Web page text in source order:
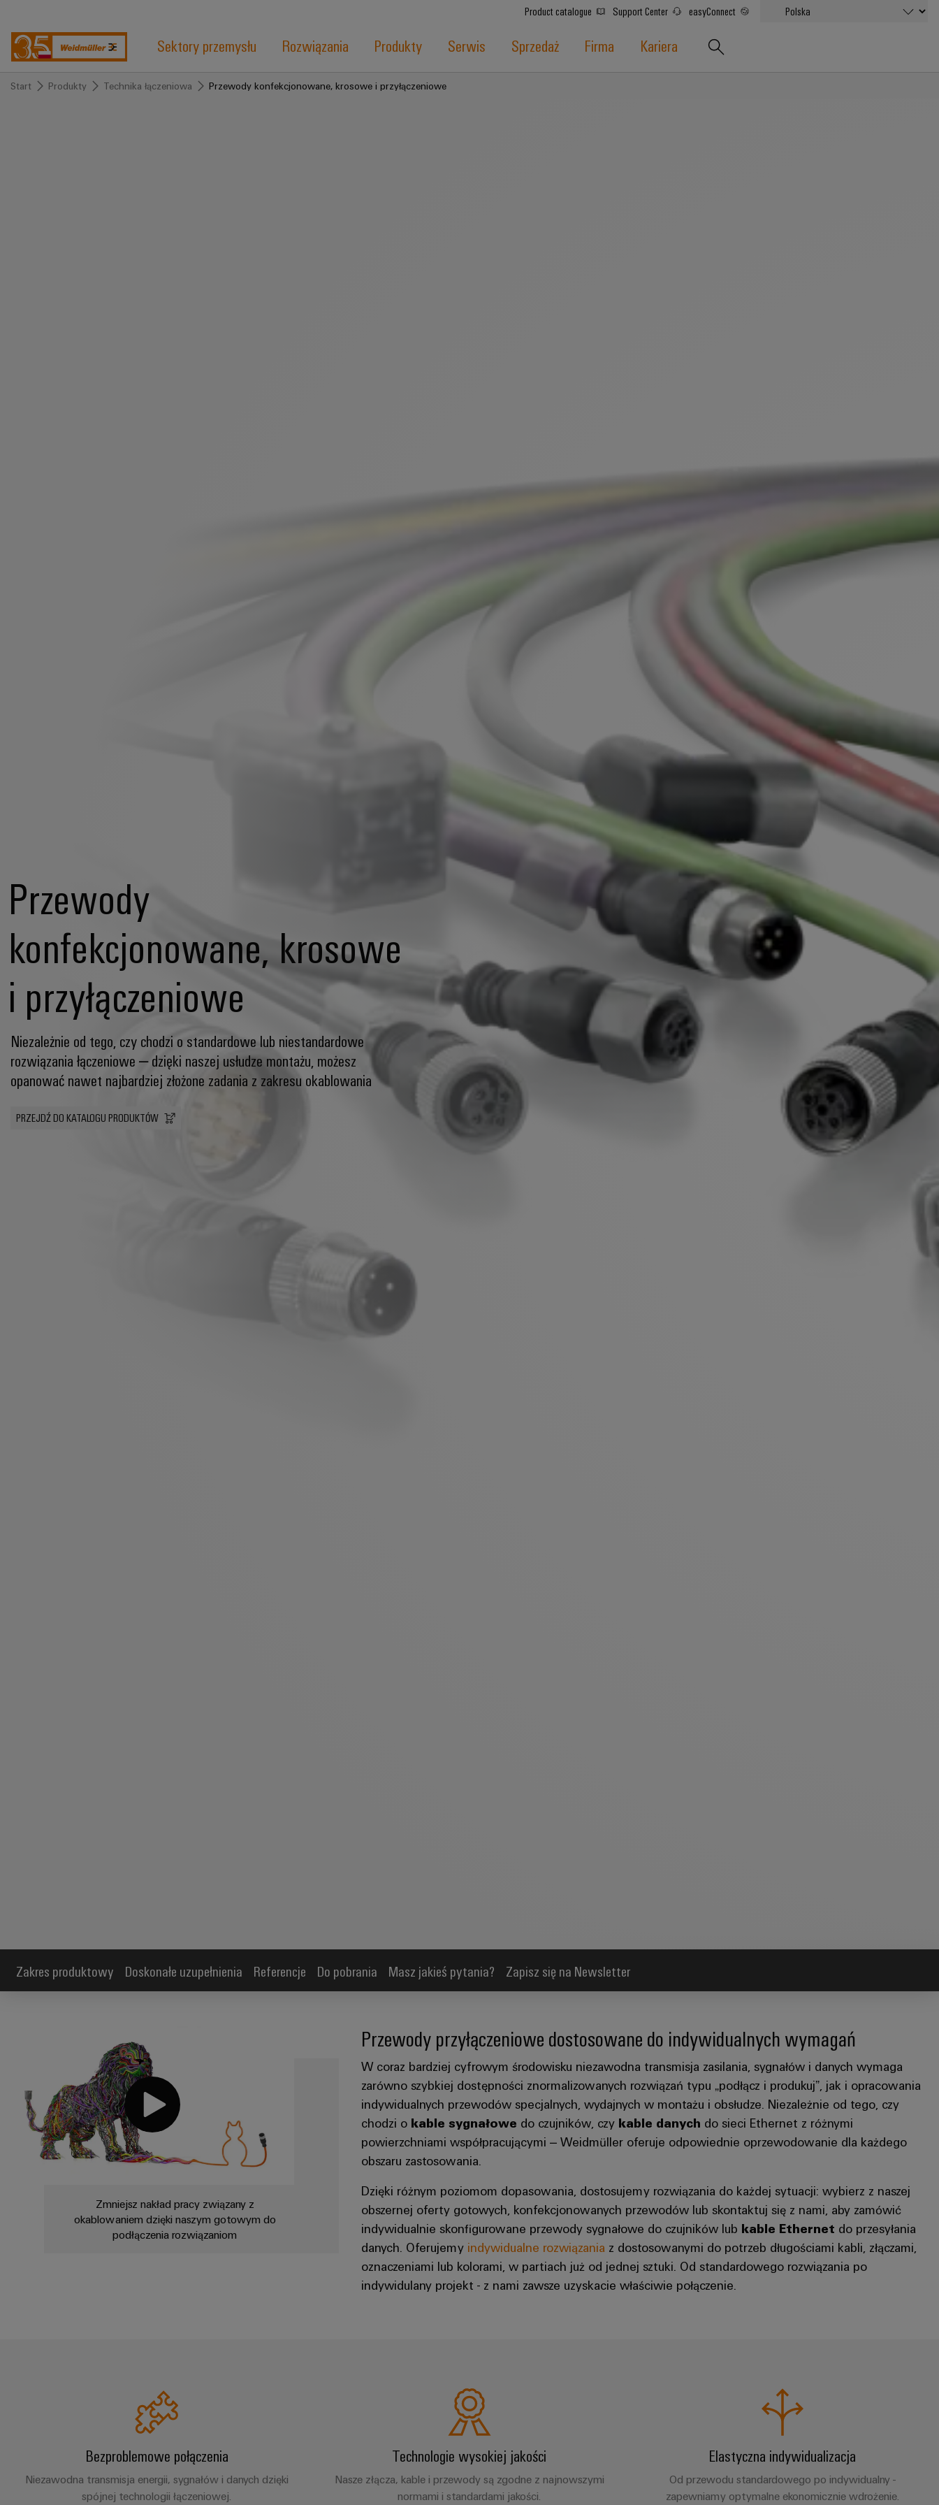
Product catalogue Support Center easyConnect
Sektory przemysłu Rozwiązania Produkty Serwis Sprzedaż Firma Kariera
Start Produkty Technika łączeniowa Przewody konfekcjonowane, krosowe i przyłączeniowe
Przewody
konfekcjonowane, krosowe
i przyłączeniowe
Niezależnie od tego, czy chodzi o standardowe lub niestandardowe
rozwiązania łączeniowe – dzięki naszej usłudze montażu, możesz
opanować nawet najbardziej złożone zadania z zakresu okablowania
PRZEJDŹ DO KATALOGU PRODUKTÓW
Zakres produktowy Doskonałe uzupełnienia Referencje Do pobrania Masz jakieś pytania? Zapisz się na Newsletter
Przewody przyłączeniowe dostosowane do indywidualnych wymagań
Zmniejsz nakład pracy związany z
okablowaniem dzięki naszym gotowym do
podłączenia rozwiązaniom
W coraz bardziej cyfrowym środowisku niezawodna transmisja zasilania, sygnałów i danych wymaga
zarówno szybkiej dostępności znormalizowanych rozwiązań typu „podłącz i produkuj”, jak i opracowania
indywidualnych przewodów specjalnych, wydajnych w montażu i obsłudze. Niezależnie od tego, czy
chodzi o kable sygnałowe do czujników, czy kable danych do sieci Ethernet z różnymi
powierzchniami współpracującymi – Weidmüller oferuje odpowiednie oprzewodowanie dla każdego
obszaru zastosowania.
Dzięki różnym poziomom dopasowania, dostosujemy rozwiązania do każdej sytuacji: wybierz z naszej
obszernej oferty gotowych, konfekcjonowanych przewodów lub skontaktuj się z nami, aby zamówić
indywidualnie skonfigurowane przewody sygnałowe do czujników lub kable Ethernet do przesyłania
danych. Oferujemy indywidualne rozwiązania z dostosowanymi do potrzeb długościami kabli, złączami,
oznaczeniami lub kolorami, w partiach już od jednej sztuki. Od standardowego rozwiązania po
indywidulany projekt - z nami zawsze uzyskacie właściwie połączenie.
Bezproblemowe połączenia
Niezawodna transmisja energii, sygnałów i danych dzięki
spójnej technologii łączeniowej.
Technologie wysokiej jakości
Nasze złącza, kable i przewody są zgodne z najnowszymi
normami i standardami jakości.
Elastyczna indywidualizacja
Od przewodu standardowego po indywidualny -
zapewniamy optymalne ekonomicznie wdrożenie.